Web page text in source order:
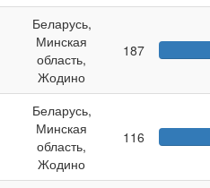
Беларусь,
Минская
область,
Жодино
187
Беларусь,
Минская
область,
Жодино
116